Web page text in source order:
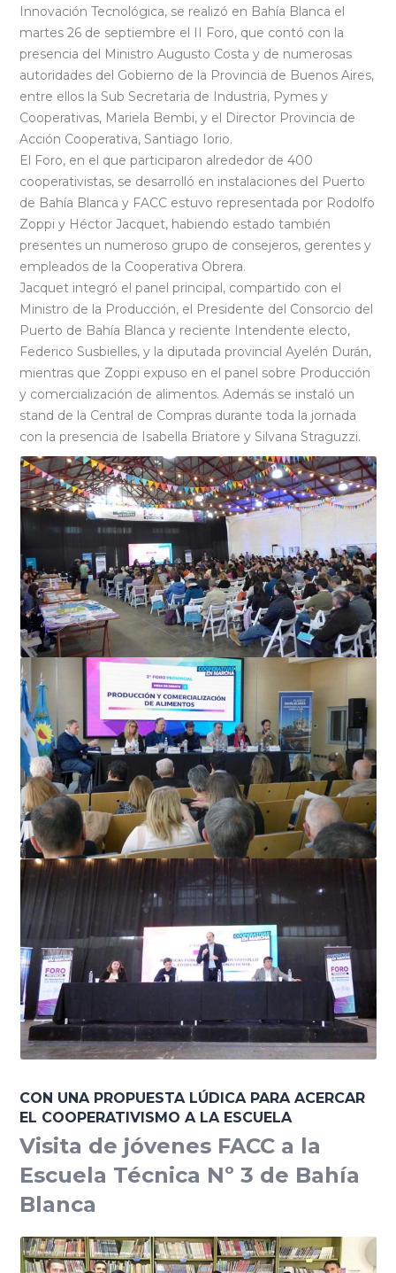
Innovación Tecnológica, se realizó en Bahía Blanca el
martes 26 de septiembre el II Foro, que contó con la
presencia del Ministro Augusto Costa y de numerosas
autoridades del Gobierno de la Provincia de Buenos Aires,
entre ellos la Sub Secretaria de Industria, Pymes y
Cooperativas, Mariela Bembi, y el Director Provincia de
Acción Cooperativa, Santiago Iorio.
El Foro, en el que participaron alrededor de 400
cooperativistas, se desarrolló en instalaciones del Puerto
de Bahía Blanca y FACC estuvo representada por Rodolfo
Zoppi y Héctor Jacquet, habiendo estado también
presentes un numeroso grupo de consejeros, gerentes y
empleados de la Cooperativa Obrera.
Jacquet integró el panel principal, compartido con el
Ministro de la Producción, el Presidente del Consorcio del
Puerto de Bahía Blanca y reciente Intendente electo,
Federico Susbielles, y la diputada provincial Ayelén Durán,
mientras que Zoppi expuso en el panel sobre Producción
y comercialización de alimentos. Además se instaló un
stand de la Central de Compras durante toda la jornada
con la presencia de Isabella Briatore y Silvana Straguzzi.
CON UNA PROPUESTA LÚDICA PARA ACERCAR
EL COOPERATIVISMO A LA ESCUELA
Visita de jóvenes FACC a la
Escuela Técnica Nº 3 de Bahía
Blanca